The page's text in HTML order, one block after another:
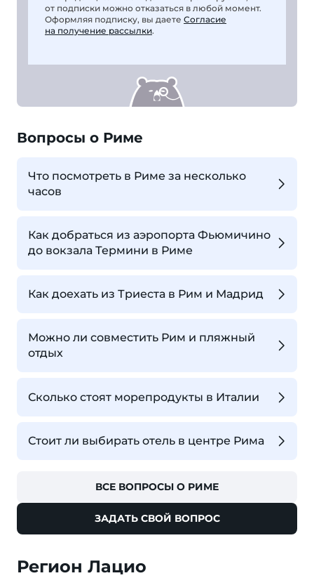
от подписки можно отказаться в любой момент.
Оформляя подписку, вы даете Согласие
на получение рассылки.
Вопросы о Риме
Что посмотреть в Риме за несколько
часов
Как добраться из аэропорта Фьюмичино
до вокзала Термини в Риме
Как доехать из Триеста в Рим и Мадрид
Можно ли совместить Рим и пляжный
отдых
Сколько стоят морепродукты в Италии
Стоит ли выбирать отель в центре Рима
ВСЕ ВОПРОСЫ О РИМЕ
ЗАДАТЬ СВОЙ ВОПРОС
Регион Лацио